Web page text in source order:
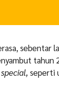
sebentar
tahun
special, seperti